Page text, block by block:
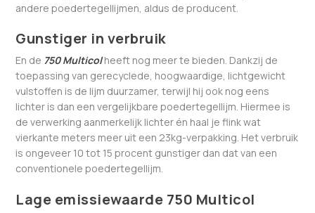
andere poedertegellijmen, aldus de producent.
Gunstiger in verbruik
En de 750 Multicolheeft nog meer te bieden. Dankzij de
toepassing van gerecyclede, hoogwaardige, lichtgewicht
vulstoffen is de lijm duurzamer, terwijl hij ook nog eens
lichter is dan een vergelijkbare poedertegellijm. Hiermee is
de verwerking aanmerkelijk lichter én haal je flink wat
vierkante meters meer uit een 23kg-verpakking. Het verbruik
is ongeveer 10 tot 15 procent gunstiger dan dat van een
conventionele poedertegellijm.
Lage emissiewaarde 750 Multicol